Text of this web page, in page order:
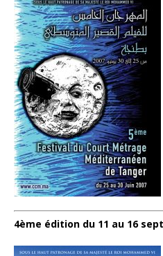
4ème édition du 11 au 16